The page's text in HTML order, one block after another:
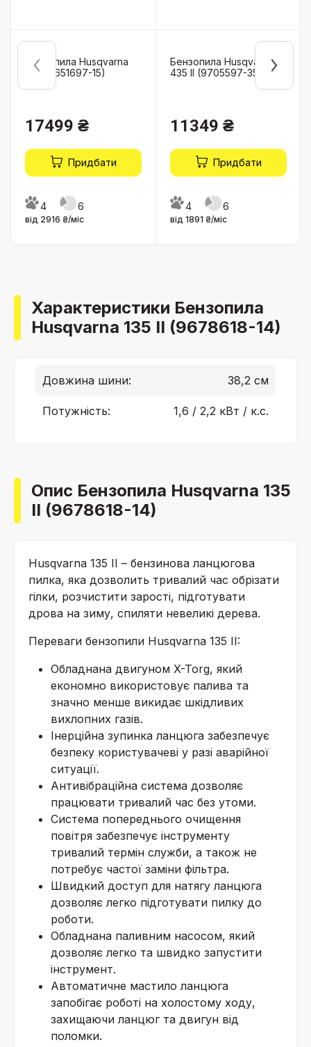
Бензопила Husqvarna
353 (9651697-15)
17499 ₴
Придбати
4 6
від 2916 ₴/міс
Бензопила Husqvarna
435 II (9705597-35)
11349 ₴
Придбати
4 6
від 1891 ₴/міс
Характеристики Бензопила
Husqvarna 135 II (9678618-14)
Довжина шини: 38,2 см
Потужність: 1,6 / 2,2 кВт / к.с.
Опис Бензопила Husqvarna 135
II (9678618-14)
Husqvarna 135 II – бензинова ланцюгова
пилка, яка дозволить тривалий час обрізати
гілки, розчистити зарості, підготувати
дрова на зиму, спиляти невеликі дерева.
Переваги бензопили Husqvarna 135 II:
Обладнана двигуном X-Torg, який
економно використовує палива та
значно менше викидає шкідливих
вихлопних газів.
Інерційна зупинка ланцюга забезпечує
безпеку користувачеві у разі аварійної
ситуації.
Антивібраційна система дозволяє
працювати тривалий час без утоми.
Система попереднього очищення
повітря забезпечує інструменту
тривалий термін служби, а також не
потребує частої заміни фільтра.
Швидкий доступ для натягу ланцюга
дозволяє легко підготувати пилку до
роботи.
Обладнана паливним насосом, який
дозволяє легко та швидко запустити
інструмент.
Автоматичне мастило ланцюга
запобігає роботі на холостому ходу,
захищаючи ланцюг та двигун від
поломки.